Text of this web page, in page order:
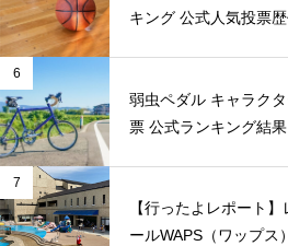
キング 公式人気投票
6
弱虫ペダル キャラク
票 公式ランキング結
7
【行ったよレポート
ールWAPS（ワップス